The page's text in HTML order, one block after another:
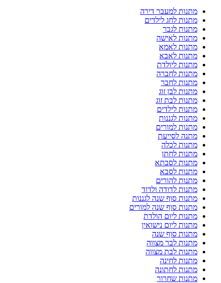
מתנות למעבר דירה
מתנות לחג לילדים
מתנות לגבר
מתנות לאישה
מתנות לאמא
מתנות לאבא
מתנות ליולדת
מתנות לחברה
מתנות לחבר
מתנות לבן זוג
מתנות לבת זוג
מתנות לילדים
מתנות לגננות
מתנות למורים
מתנה לסייעת
מתנות לכלה
מתנות לחתן
מתנות לסבתא
מתנות לסבא
מתנות להורים
מתנות לדודה ולדוד
מתנות סוף שנה לגננות
מתנות סוף שנה למורים
מתנות ליום הולדת
מתנות ליום נישואין
מתנות סוף שנה
מתנות לבר מצווה
מתנות לבת מצווה
מתנות לחינה
מתנות לחתונה
מתנות שחרור